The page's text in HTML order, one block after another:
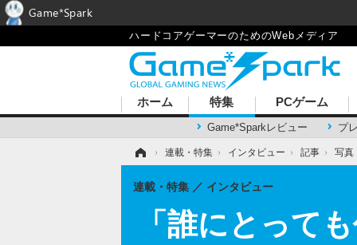
ハードコアゲーマーのためのWebメディア
ホーム 特集
Game*Sparkレビュー プ
PCゲーム
› 連載・特集 › インタビュー › 記事 › 写真
「誰にとって
連載・特集 インタビュー
Game*Spark